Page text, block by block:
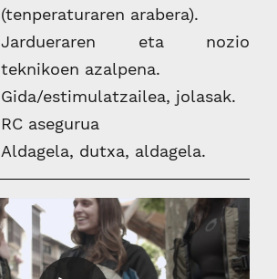
(tenperaturaren arabera).
Jardueraren eta nozio
teknikoen azalpena.
Gida/estimulatzailea, jolasak.
RC asegurua
Aldagela, dutxa, aldagela.